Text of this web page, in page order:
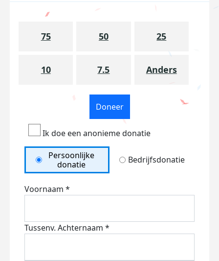
75 50 25
10 7.5 Anders
Doneer
Ik doe een anonieme donatie
Persoonlijke
donatie
Bedrijfsdonatie
Voornaam *
Tussenv. Achternaam *